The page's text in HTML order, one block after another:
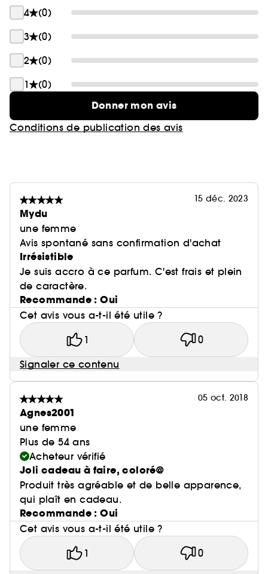
4
(0)
3
(0)
2
(0)
1
(0)
Donner mon avis
Conditions de publication des avis
15 déc. 2023
Mydu
une femme
Avis spontané sans confirmation d'achat
Irrésistible
Je suis accro à ce parfum. C'est frais et plein
de caractère.
Recommande : Oui
Cet avis vous a-t-il été utile ?
1 0
Signaler ce contenu
05 oct. 2018
Agnes2001
une femme
Plus de 54 ans
Acheteur vérifié
Joli cadeau à faire, coloré@
Produit très agréable et de belle apparence,
qui plaît en cadeau.
Recommande : Oui
Cet avis vous a-t-il été utile ?
1 0